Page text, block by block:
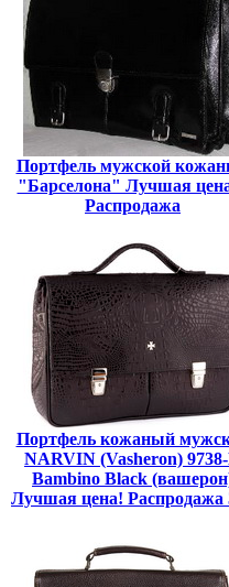
Портфель мужской
"Барселона" Лучшая
Распродажа
Портфель кожаный
NARVIN (Vasheron)
Bambino Black
Лучшая цена! Распродажа